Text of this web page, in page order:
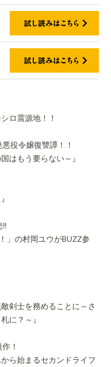
ロ震源地！！
役令嬢復讐譚！！
はもう要らない～』
!!
」の村岡ユウがBUZZ参
剣士を務めることに～さ
に？～』
！
ら始まるセカンドライフ